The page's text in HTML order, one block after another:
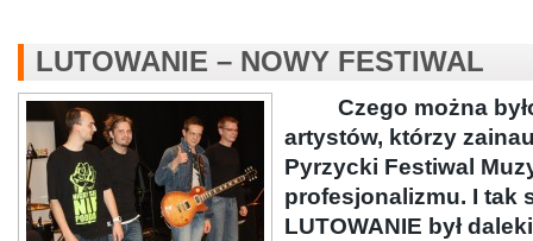
LUTOWANIE – NOWY FESTIWAL
Czego można
artystów, którzy
Pyrzycki Festiwal
profesjonalizmu. I tak
LUTOWANIE był